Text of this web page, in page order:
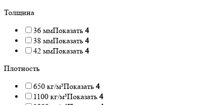
Толщина
36 ммПоказать 4
38 ммПоказать 4
42 ммПоказать 4
Плотность
650 кг/м³Показать 4
1100 кг/м³Показать 4